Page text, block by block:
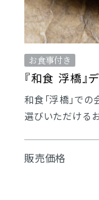
『和食 浮橋』
お食事付き
和食「浮橋」で
選びいただける
販売価格